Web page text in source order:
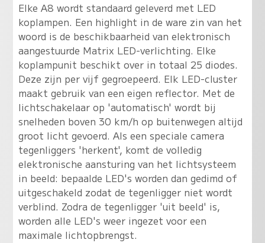
Elke A8 wordt standaard geleverd met LED
koplampen. Een highlight in de ware zin van het
woord is de beschikbaarheid van elektronisch
aangestuurde Matrix LED-verlichting. Elke
koplampunit beschikt over in totaal 25 diodes.
Deze zijn per vijf gegroepeerd. Elk LED-cluster
maakt gebruik van een eigen reflector. Met de
lichtschakelaar op 'automatisch' wordt bij
snelheden boven 30 km/h op buitenwegen altijd
groot licht gevoerd. Als een speciale camera
tegenliggers 'herkent', komt de volledig
elektronische aansturing van het lichtsysteem
in beeld: bepaalde LED's worden dan gedimd of
uitgeschakeld zodat de tegenligger niet wordt
verblind. Zodra de tegenligger 'uit beeld' is,
worden alle LED's weer ingezet voor een
maximale lichtopbrengst.